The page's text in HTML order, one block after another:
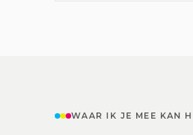
WAAR IK JE MEE KAN